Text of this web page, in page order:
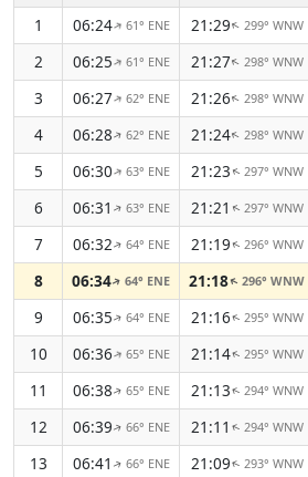
1
06:24↑ 61° ENE 21:29↑ 299° WNW
2
06:25↑ 61° ENE 21:27↑ 298° WNW
3
06:27↑ 62° ENE 21:26↑ 298° WNW
4
06:28↑ 62° ENE 21:24↑ 298° WNW
5
06:30↑ 63° ENE 21:23↑ 297° WNW
6
06:31 ↑ 63° ENE 21:21 ↑ 297° WNW
7
06:32↑ 64° ENE 21:19↑ 296° WNW
8
06:34↑64° ENE 21:18↑296° WNW
9
06:35↑ 64° ENE 21:16↑ 295° WNW
10
06:36↑ 65° ENE 21:14↑ 295° WNW
11
06:38↑ 65° ENE 21:13↑ 294° WNW
12
06:39↑ 66° ENE 21:11 ↑ 294° WNW
13
06:41 ↑ 66° ENE 21:09↑ 293° WNW